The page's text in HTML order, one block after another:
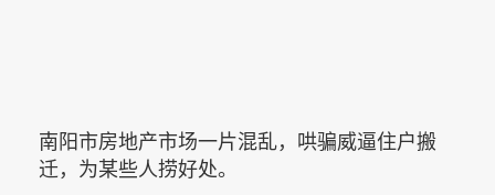
南阳市房地产市场一片混乱，哄骗威逼住户搬
迁，为某些人捞好处。